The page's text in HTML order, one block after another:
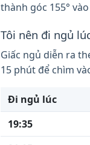
thành góc 155°
Tôi nên đi ngủ
Giấc ngủ diễn ra
15 phút để chìm
Đi ngủ lúc
19:35